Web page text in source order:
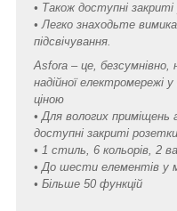
• Також доступні
• Легко знаходьте
підсвічування.
Asfora – це, безсумнівно,
надійної електромережі
ціною
• Для вологих приміщень
доступні закриті
• 1 стиль, 6 кольорів, 2
• До шести елементів у
• Більше 50 функцій